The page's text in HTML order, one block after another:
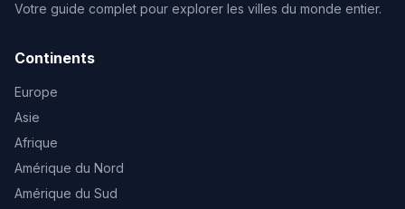
Votre guide complet pour explorer les villes du monde entier.
Continents
Europe
Asie
Afrique
Amérique du Nord
Amérique du Sud